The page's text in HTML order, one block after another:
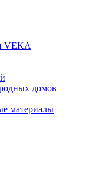
VEKA
домов
материалы